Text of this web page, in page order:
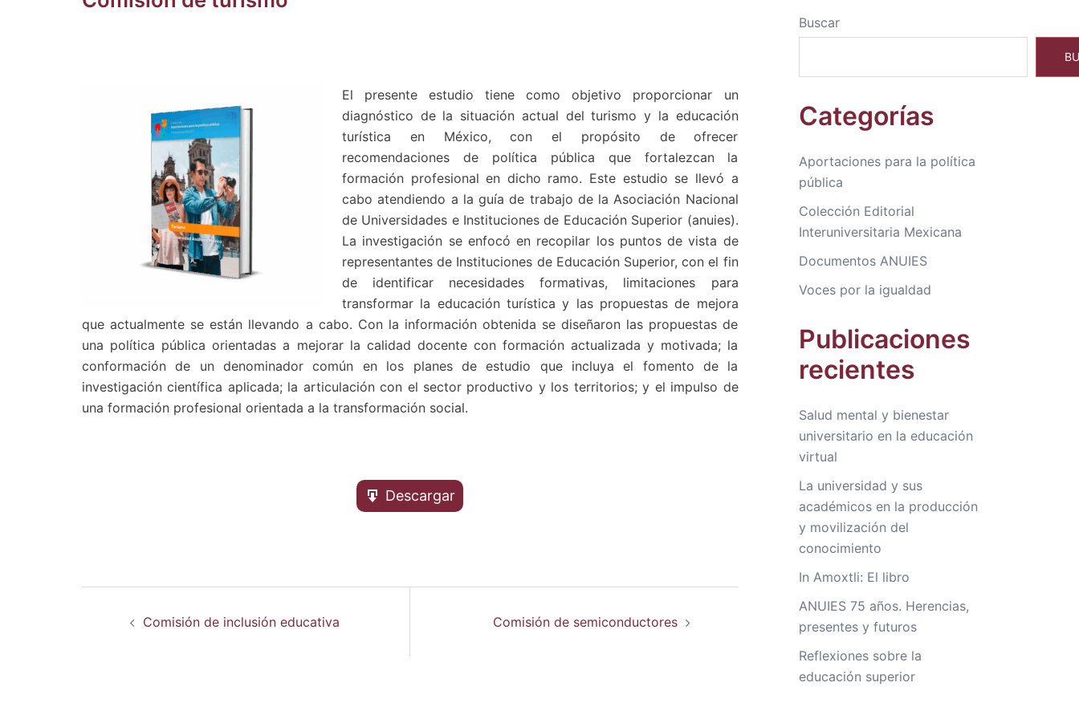
El presente estudio tiene como objetivo proporcionar un
diagnóstico de la situación actual del turismo y la educación
turística en México, con el propósito de ofrecer
recomendaciones de política pública que fortalezcan la
formación profesional en dicho ramo. Este estudio se llevó a
cabo atendiendo a la guía de trabajo de la Asociación Nacional
de Universidades e Instituciones de Educación Superior (anuies).
La investigación se enfocó en recopilar los puntos de vista de
representantes de Instituciones de Educación Superior, con el fin
de identificar necesidades formativas, limitaciones para
transformar la educación turística y las propuestas de mejora
que actualmente se están llevando a cabo. Con la información obtenida se diseñaron las propuestas de
una política pública orientadas a mejorar la calidad docente con formación actualizada y motivada; la
conformación de un denominador común en los planes de estudio que incluya el fomento de la
investigación científica aplicada; la articulación con el sector productivo y los territorios; y el impulso de
una formación profesional orientada a la transformación social.
Descargar
Comisión de inclusión educativa Comisión de semiconductores
Buscar
Categorías
Aportaciones para la política
pública
Colección Editorial
Interuniversitaria Mexicana
Documentos ANUIES
Voces por la igualdad
Publicaciones
recientes
Salud mental y bienestar
universitario en la educación
virtual
La universidad y sus
académicos en la producción
y movilización del
conocimiento
In Amoxtli: El libro
ANUIES 75 años. Herencias,
presentes y futuros
Reflexiones sobre la
educación superior